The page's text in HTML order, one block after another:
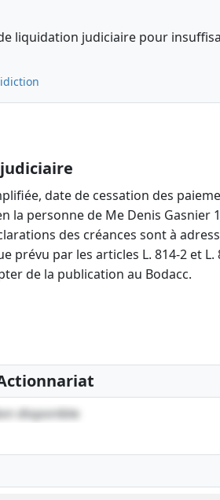
liquidation judiciaire pour
date de cessation des
la personne de Me Denis Gasnier
des créances sont à
par les articles L. 814-2 et L.
de la publication au Bodacc.
disponible